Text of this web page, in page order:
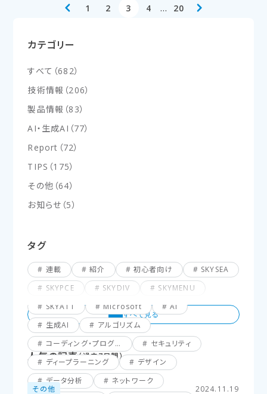
1 2 3 4 … 20
カテゴリー
すべて （682）
技術情報 （206）
製品情報 （83）
AI・生成AI （77）
Report （72）
TIPS （175）
その他 （64）
お知らせ （5）
タグ
連載 紹介 初心者向け
SKYSEA
SKYPCE
SKYDIV
SKYMENU
SKYATT
Microsoft
AI
生成AI
アルゴリズム
コーディング・プログラミング
セキュリティ
ディープラーニング
デザイン
データ分析
ネットワーク
人気の記事（過去7日間）
その他 2024.11.19